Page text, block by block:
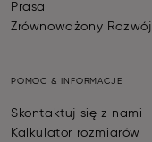
Prasa
Zrównoważony Rozwój
POMOC & INFORMACJE
Skontaktuj się z nami
Kalkulator rozmiarów